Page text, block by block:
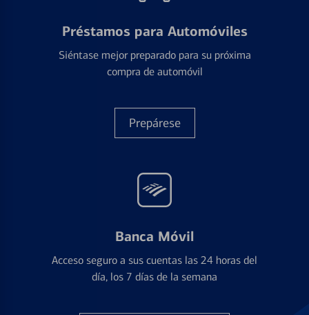
Préstamos para Automóviles
Siéntase mejor preparado para su próxima
compra de automóvil
Prepárese
Banca Móvil
Acceso seguro a sus cuentas las 24 horas del
día, los 7 días de la semana